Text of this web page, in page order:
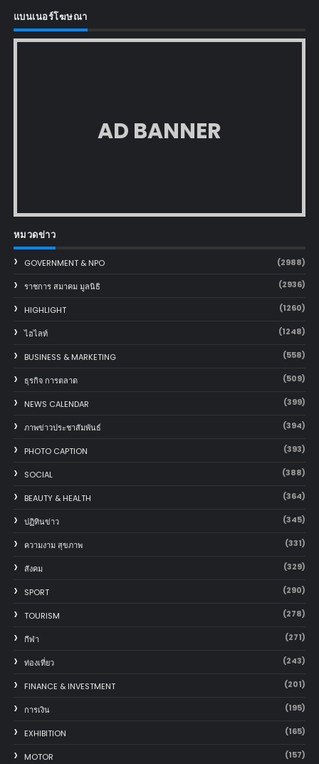
แบนเนอร์โฆษณา
AD BANNER
หมวดข่าว
GOVERNMENT & NPO (2988)
ราชการ สมาคม มูลนิธิ (2936)
HIGHLIGHT (1260)
ไฮไลท์ (1248)
BUSINESS & MARKETING (558)
ธุรกิจ การตลาด (509)
NEWS CALENDAR (399)
ภาพข่าวประชาสัมพันธ์ (394)
PHOTO CAPTION (393)
SOCIAL (388)
BEAUTY & HEALTH (364)
ปฏิทินข่าว (345)
ความงาม สุขภาพ (331)
สังคม (329)
SPORT (290)
TOURISM (278)
กีฬา (271)
ท่องเที่ยว (243)
FINANCE & INVESTMENT (201)
การเงิน (195)
EXHIBITION (165)
MOTOR (157)